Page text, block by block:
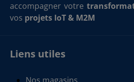
accompagner votre
vos projets IoT & M2M
Liens utiles